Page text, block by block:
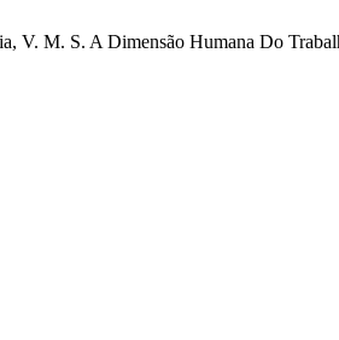
V. M. S. A Dimensão Humana Do